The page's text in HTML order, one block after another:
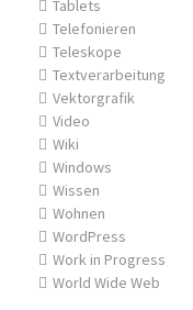
Tablets
Telefonieren
Teleskope
Textverarbeitung
Vektorgrafik
Video
Wiki
Windows
Wissen
Wohnen
WordPress
Work in Progress
World Wide Web